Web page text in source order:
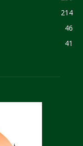
214
46
41